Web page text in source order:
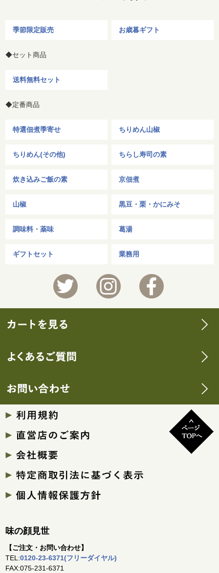
季節限定販売 お歳暮ギフト
◆セット商品
送料無料セット
◆定番商品
特選佃煮季寄せ ちりめん山椒
ちりめん(その他) ちらし寿司の素
炊き込みご飯の素 京佃煮
山椒 黒豆・栗・かにみそ
調味料・薬味 葛湯
ギフトセット 業務用
味の顔見世
【ご注文・お問い合わせ】
TEL:0120-23-6371(フリーダイヤル)
FAX:075-231-6371